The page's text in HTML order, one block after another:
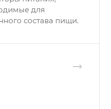
для
состава пищи.